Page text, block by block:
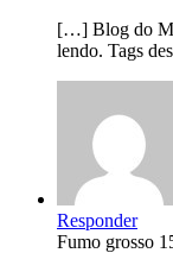
[…] Blog do
lendo. Tags
Responder
Fumo grosso